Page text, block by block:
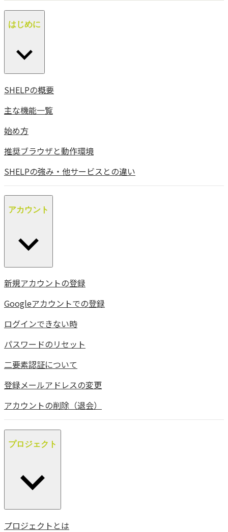
はじめに
SHELPの概要
主な機能一覧
始め方
推奨ブラウザと動作環境
SHELPの強み・他サービスとの違い
アカウント
新規アカウントの登録
Googleアカウントでの登録
ログインできない時
パスワードのリセット
二要素認証について
登録メールアドレスの変更
アカウントの削除（退会）
プロジェクト
プロジェクトとは